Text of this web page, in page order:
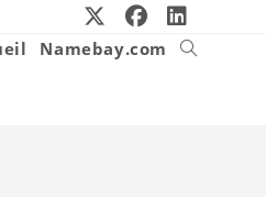
Namebay.com
Toggle